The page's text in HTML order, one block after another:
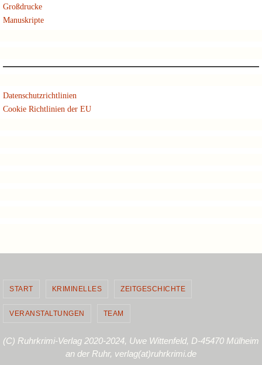
Großdrucke
Manuskripte
Datenschutzrichtlinien
Cookie Richtlinien der EU
START KRIMINELLES ZEITGESCHICHTE
VERANSTALTUNGEN TEAM
(C) Ruhrkrimi-Verlag 2020-2024, Uwe Wittenfeld, D-45470 Mülheim
an der Ruhr, verlag(at)ruhrkrimi.de